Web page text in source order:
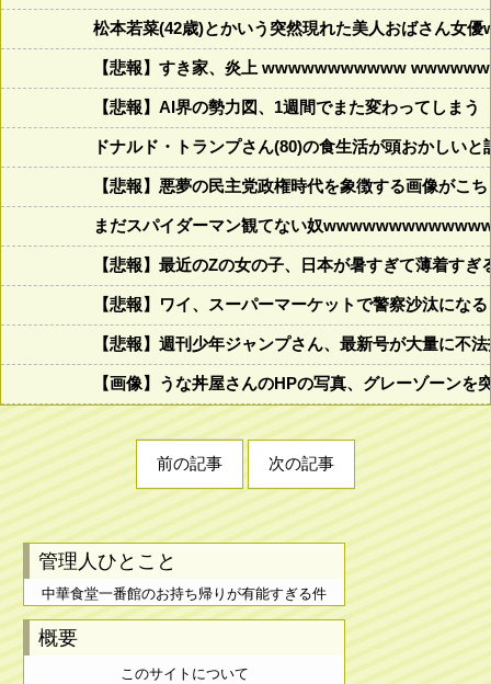
松本若菜(42歳)とかいう突然現れた美人おばさん女優
【悲報】すき家、炎上 wwwwwwwwwww
【悲報】AI界の勢力図、1週間でまた変わってしまう
ドナルド・トランプさん(80)の食生活が頭おかしい
【悲報】悪夢の民主党政権時代を象徴する画像がこ
まだスパイダーマン観てない奴
【悲報】最近のZの女の子、日本が暑すぎて薄着すぎ
【悲報】ワイ、スーパーマーケットで警察沙汰にな
【悲報】週刊少年ジャンプさん、最新号が大量に不
【画像】うな丼屋さんのHPの写真、グレーゾーンを
前の記事 次の記事
管理人ひとこと
中華食堂一番館のお持ち帰りが有能すぎる件
概要
このサイトについて